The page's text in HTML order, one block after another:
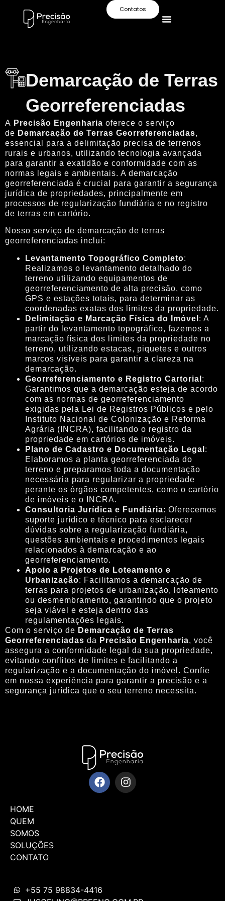
Contatos
Demarcação de Terras
Georreferenciadas
A Precisão Engenharia oferece o serviço
de Demarcação de Terras Georreferenciadas,
essencial para a delimitação precisa de terrenos
rurais e urbanos, utilizando tecnologia avançada
para garantir a exatidão e conformidade com as
normas legais e ambientais. A demarcação
georreferenciada é crucial para garantir a segurança
jurídica de propriedades, principalmente em
processos de regularização fundiária e no registro
de terras em cartório.
Nosso serviço de demarcação de terras
georreferenciadas inclui:
Levantamento Topográfico Completo:
Realizamos o levantamento detalhado do
terreno utilizando equipamentos de
georreferenciamento de alta precisão, como
GPS e estações totais, para determinar as
coordenadas exatas dos limites da propriedade.
Delimitação e Marcação Física do Imóvel : A
partir do levantamento topográfico, fazemos a
marcação física dos limites da propriedade no
terreno, utilizando estacas, piquetes e outros
marcos visíveis para garantir a clareza na
demarcação.
Georreferenciamento e Registro Cartorial :
Garantimos que a demarcação esteja de acordo
com as normas de georreferenciamento
exigidas pela Lei de Registros Públicos e pelo
Instituto Nacional de Colonização e Reforma
Agrária (INCRA), facilitando o registro da
propriedade em cartórios de imóveis.
Plano de Cadastro e Documentação Legal :
Elaboramos a planta georreferenciada do
terreno e preparamos toda a documentação
necessária para regularizar a propriedade
perante os órgãos competentes, como o cartório
de imóveis e o INCRA.
Consultoria Jurídica e Fundiária: Oferecemos
suporte jurídico e técnico para esclarecer
dúvidas sobre a regularização fundiária,
questões ambientais e procedimentos legais
relacionados à demarcação e ao
georreferenciamento.
Apoio a Projetos de Loteamento e
Urbanização: Facilitamos a demarcação de
terras para projetos de urbanização, loteamento
ou desmembramento, garantindo que o projeto
seja viável e esteja dentro das
regulamentações legais.
Com o serviço de Demarcação de Terras
Georreferenciadas da Precisão Engenharia, você
assegura a conformidade legal da sua propriedade,
evitando conflitos de limites e facilitando a
regularização e a documentação do imóvel. Confie
em nossa experiência para garantir a precisão e a
segurança jurídica que o seu terreno necessita.
HOME
QUEM
SOMOS
SOLUÇÕES
CONTATO
+55 75 98834-4416